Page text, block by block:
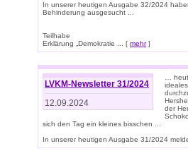
In unserer heutigen Ausgabe 32/2024
Behinderung ausgesucht ...
Teilhabe
Erklärung „Demokratie ... [ mehr]
LVKM-Newsletter 31/2024
12.09.2024
…
der
sich den Tag ein kleines bisschen ...
In unserer heutigen Ausgabe 31/2024